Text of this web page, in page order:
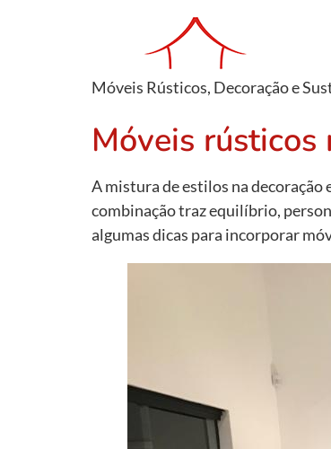
Móveis Rústicos, Decoração e
Móveis rústicos
A mistura de estilos na decoração
combinação traz equilíbrio,
algumas dicas para incorporar